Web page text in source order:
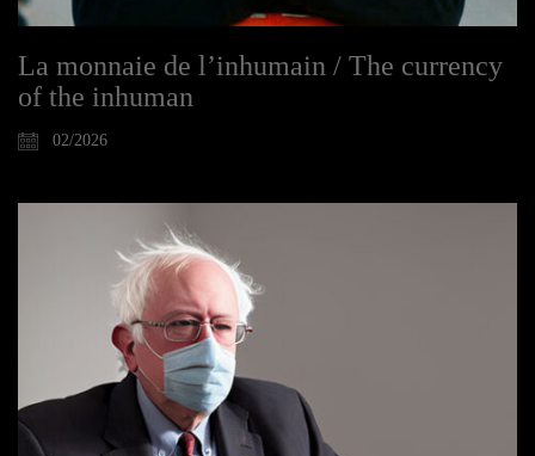
La monnaie de l’inhumain / The currency
of the inhuman
02/2026